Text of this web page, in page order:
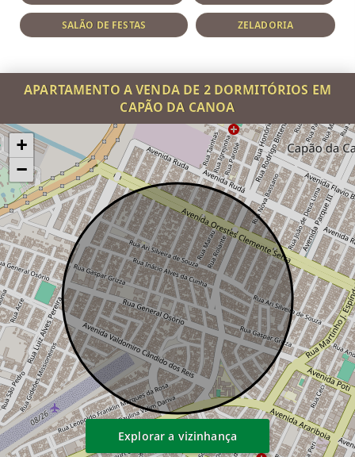
SALÃO DE FESTAS ZELADORIA
APARTAMENTO A VENDA DE 2 DORMITÓRIOS EM
CAPÃO DA CANOA
+
−
Explorar a vizinhança